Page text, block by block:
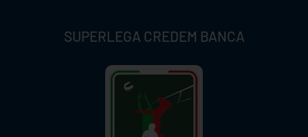
SUPERLEGA CREDEM BANCA